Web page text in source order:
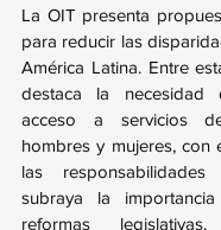
La OIT presenta
para reducir las
América Latina. Entre
destaca la necesidad
acceso a servicios
hombres y mujeres, con
las
subraya la
reformas